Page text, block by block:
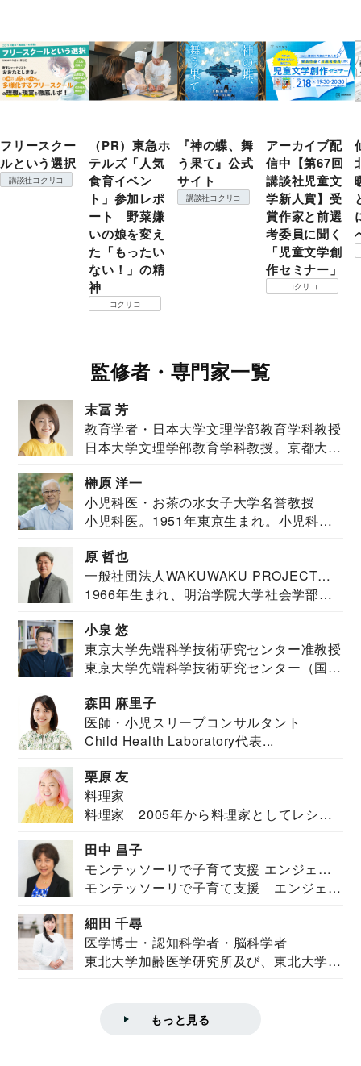
フリースクー
ルという選択
講談社コクリコ
（PR）東急ホ
テルズ「人気
食育イベン
ト」参加レポ
ート 野菜嫌
いの娘を変え
た「もったい
ない！」の精
神
コクリコ
『神の蝶、舞
う果て』公式
サイト
講談社コクリコ
アーカイブ配
信中【第67回
講談社児童文
学新人賞】受
賞作家と前選
考委員に聞く
「児童文学創
作セミナー」
コクリコ
監修者・専門家一覧
末冨 芳
教育学者・日本大学文理学部教育学科教授
日本大学文理学部教育学科教授。京都大学
榊原 洋一
小児科医・お茶の水女子大学名誉教授
小児科医。1951年東京生まれ。小児科
原 哲也
一般社団法人WAKUWAKU PROJECT
JAPAN代表・言語聴覚士・社会福祉士
1966年生まれ、明治学院大学社会学部福
小泉 悠
東京大学先端科学技術研究センター准教授
東京大学先端科学技術研究センター（国際
森田 麻里子
医師・小児スリープコンサルタント
Child Health Laboratory代表...
栗原 友
料理家
料理家 2005年から料理家としてレシピ
田中 昌子
モンテッソーリで子育て支援 エンジェル
ズハウス研究所所長
モンテッソーリで子育て支援 エンジェル
細田 千尋
医学博士・認知科学者・脳科学者
東北大学加齢医学研究所及び、東北大学大
もっと見る